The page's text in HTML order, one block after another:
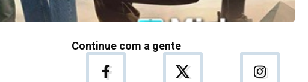
Continue com a gente